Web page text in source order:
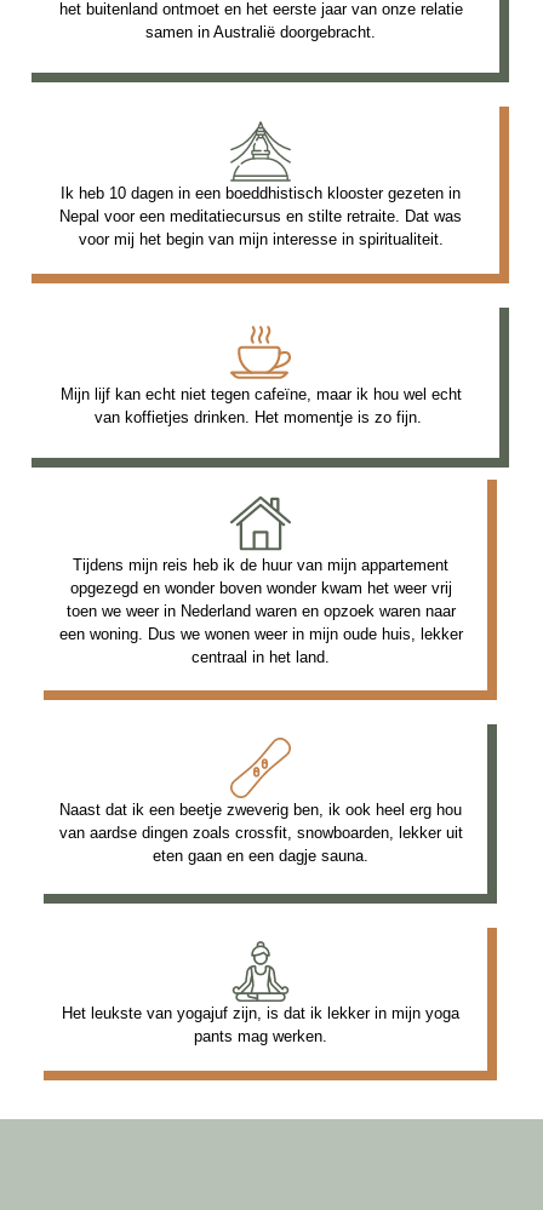
het buitenland ontmoet en het eerste jaar van onze relatie
samen in Australië doorgebracht.
Ik heb 10 dagen in een boeddhistisch klooster gezeten in
Nepal voor een meditatiecursus en stilte retraite. Dat was
voor mij het begin van mijn interesse in spiritualiteit.
Mijn lijf kan echt niet tegen cafeïne, maar ik hou wel echt
van koffietjes drinken. Het momentje is zo fijn.
Tijdens mijn reis heb ik de huur van mijn appartement
opgezegd en wonder boven wonder kwam het weer vrij
toen we weer in Nederland waren en opzoek waren naar
een woning. Dus we wonen weer in mijn oude huis, lekker
centraal in het land.
Naast dat ik een beetje zweverig ben, ik ook heel erg hou
van aardse dingen zoals crossfit, snowboarden, lekker uit
eten gaan en een dagje sauna.
Het leukste van yogajuf zijn, is dat ik lekker in mijn yoga
pants mag werken.